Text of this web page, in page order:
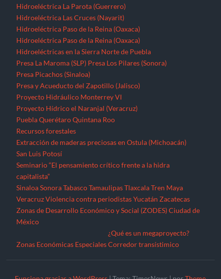
Recursos forestales
Extracción de maderas preciosas en Ostula (Michoacán)
San Luis Potosí
Seminario “El pensamiento crítico frente a la hidra
capitalista”
Sinaloa SonoraTabasco Tamaulipas TlaxcalaTren Maya
VeracruzViolencia contra periodistas
Zonas de Desarrollo Económico y Social (ZODES) Ciudad de
México
Zonas Económicas Especiales
¿Qué es un megaproyecto?
Corredor transístimico
Funciona gracias a WordPress
Freesia.